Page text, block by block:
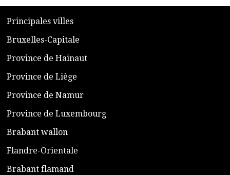
​Principales villes
​Bruxelles-Capitale
​Province de Hainaut
Province de Liège
​Province de Namur
​Province de Luxembourg
​Brabant wallon
​Flandre-Orientale
​Brabant flamand